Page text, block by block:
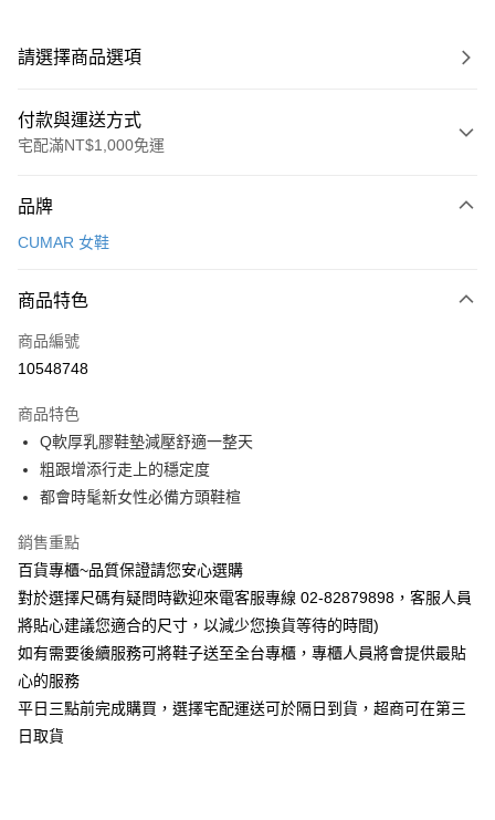
請選擇商品選項
付款與運送方式
宅配滿NT$1,000免運
信用卡一次付款
Apple Pay
街口支付
宅配
每筆NT$90，滿NT$1,000(含以上)免運費
品牌
CUMAR 女鞋
商品特色
商品編號
10548748
商品特色
Q軟厚乳膠鞋墊減壓舒適一整天
粗跟增添行走上的穩定度
都會時髦新女性必備方頭鞋楦
銷售重點
百貨專櫃~品質保證請您安心選購
對於選擇尺碼有疑問時歡迎來電客服專線 02-82879898，客服人員
將貼心建議您適合的尺寸，以減少您換貨等待的時間)
如有需要後續服務可將鞋子送至全台專櫃，專櫃人員將會提供最貼
心的服務
平日三點前完成購買，選擇宅配運送可於隔日到貨，超商可在第三
日取貨